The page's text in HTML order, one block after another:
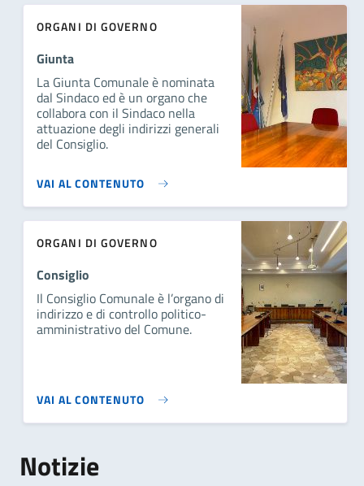
ORGANI DI GOVERNO
Giunta
La Giunta Comunale è nominata
dal Sindaco ed è un organo che
collabora con il Sindaco nella
attuazione degli indirizzi generali
del Consiglio.
VAI AL CONTENUTO
ORGANI DI GOVERNO
Consiglio
Il Consiglio Comunale è l’organo di
indirizzo e di controllo politico-
amministrativo del Comune.
VAI AL CONTENUTO
Notizie